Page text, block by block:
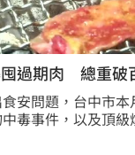
過期肉 總重破
安問題，台中市
毒事件，以及頂級